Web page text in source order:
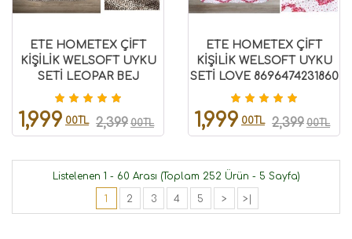
ETE HOMETEX ÇİFT
KİŞİLİK WELSOFT UYKU
SETİ LEOPAR BEJ
8696474231982
1,999 00TL 2,399 00TL
ETE HOMETEX ÇİFT
KİŞİLİK WELSOFT UYKU
SETİ LOVE 8696474231860
1,999 00TL 2,399 00TL
Listelenen 1 - 60 Arası (Toplam 252 Ürün - 5 Sayfa)
1 2 3 4 5 > >|